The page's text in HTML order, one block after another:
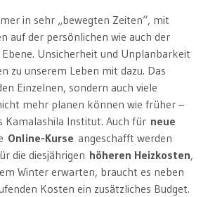
in sehr „bewegten Zeiten“, mit
auf der persönlichen wie auch der
Unsicherheit und Unplanbarkeit
zu unserem Leben mit dazu. Das
Einzelnen, sondern auch viele
mehr planen können wie früher –
Kamalashila Institut. Auch für neue
Online-Kurse angeschafft werden
die diesjährigen höheren Heizkosten,
Winter erwarten, braucht es neben
Kosten ein zusätzliches Budget.